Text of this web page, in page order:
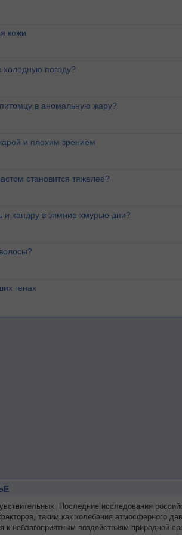
кожи
холодную погоду?
в аномальную жару?
и плохим зрением
становится тяжелее?
и хандру в зимние хмурые дни?
генах
Последние исследования
таким как колебания атмосферного
к неблагоприятным воздействиям